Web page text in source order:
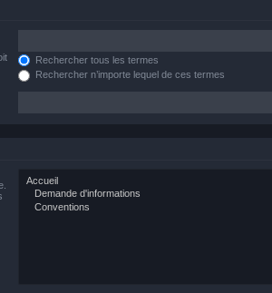
Rechercher tous les termes
Rechercher n’importe lequel de ces termes